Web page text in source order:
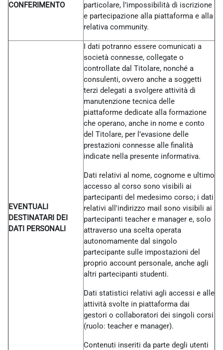
CONFERIMENTO
particolare, l’impossibilità di iscrizione
e partecipazione alla piattaforma e alla
relativa community.
EVENTUALI
DESTINATARI DEI
DATI PERSONALI
I dati potranno essere comunicati a
società connesse, collegate o
controllate dal Titolare, nonché a
consulenti, ovvero anche a soggetti
terzi delegati a svolgere attività di
manutenzione tecnica delle
piattaforme dedicate alla formazione
che operano, anche in nome e conto
del Titolare, per l’evasione delle
prestazioni connesse alle finalità
indicate nella presente informativa.
Dati relativi al nome, cognome e ultimo
accesso al corso sono visibili ai
partecipanti del medesimo corso; i dati
relativi all'indirizzo mail sono visibili ai
partecipanti teacher e manager e, solo
attraverso una scelta operata
autonomamente dal singolo
partecipante sulle impostazioni del
proprio account personale, anche agli
altri partecipanti studenti.
Dati statistici relativi agli accessi e alle
attività svolte in piattaforma dai
gestori o collaboratori dei singoli corsi
(ruolo: teacher e manager).
Contenuti inseriti da parte degli utenti